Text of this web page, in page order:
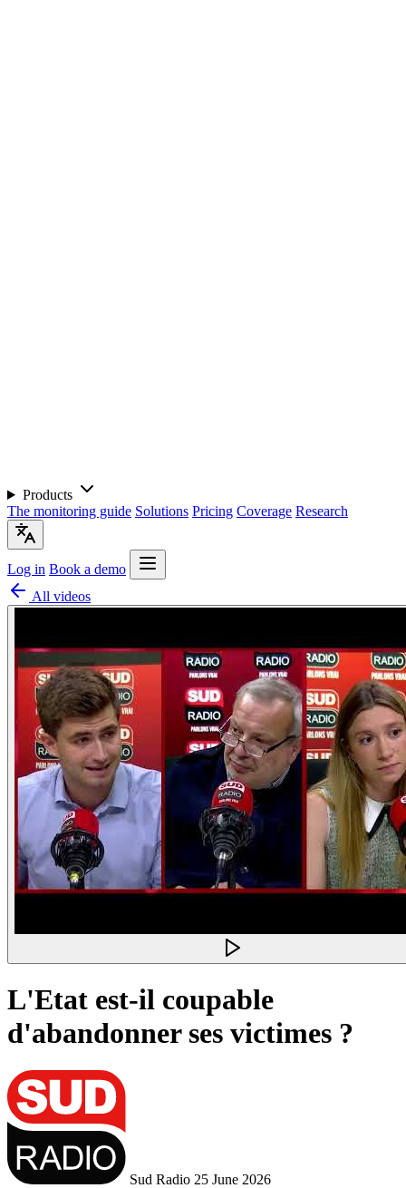
Products
The monitoring guide Solutions Pricing Coverage Research
Log in Book a demo
All videos
L'Etat est-il coupable
d'abandonner ses victimes ?
Sud Radio 25 June 2026